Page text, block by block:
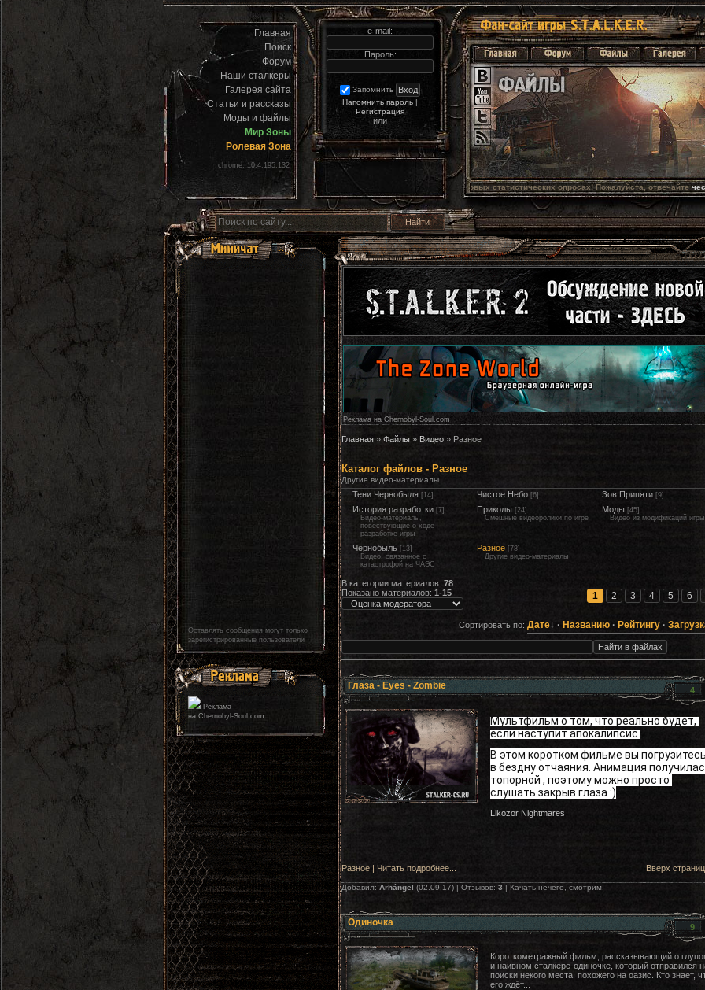
Главная
Поиск
Форум
Наши сталкеры
Галерея сайта
Статьи и рассказы
Моды и файлы
Мир Зоны
Ролевая Зона
chrome: 10.4.195.132
e-mail:
Пароль:
Запомнить
Напомнить пароль |
Регистрация
или
Голосуйте в новых статистических опросах! Пожалуйста, отвечайте честно.
Оставлять сообщения могут только
зарегистрированные пользователи
Реклама
на Chernobyl-Soul.com
Реклама на Chernobyl-Soul.com
Главная» Файлы» Видео» Разное
Каталог файлов - Разное
Другие видео-материалы
Тени Чернобыля [14] Чистое Небо [6] Зов Припяти [9]
История разработки [7]
Видео-материалы,
повествующие о ходе
разработке игры
Приколы [24]
Смешные видеоролики по игре
Моды [45]
Видео из модификаций игры
Чернобыль [13]
Видео, связанное с
катастрофой на ЧАЭС
Разное [78]
Другие видео-материалы
В категории материалов: 78
Показано материалов: 1-15 1 2 3 4 5 6
Сортировать по: Дате · Названию· Рейтингу·
Глаза - Eyes - Zombie 4
Мультфильм о том, что реально будет,
если наступит апокалипсис.
В этом коротком фильме вы
в бездну отчаяния. Анимация
топорной , поэтому можно просто
слушать закрыв глаза :)
Likozor Nightmares
Вверх
Разное| Читать подробнее...
Добавил: Arhángеl (02.09.17) | Отзывов: 3 | Качать нечего, смотрим.
Одиночка 9
Короткометражный фильм, рассказывающий о
и наивном сталкере-одиночке, который отправился
поиски некого места, похожего на оазис. Кто знает,
его ждёт...